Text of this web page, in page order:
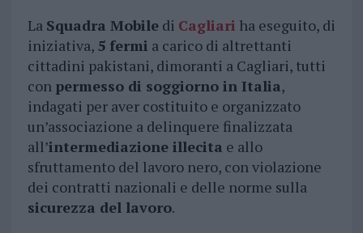
La Squadra Mobiledi Cagliari ha eseguito, di
iniziativa, 5 fermi a carico di altrettanti
cittadini pakistani, dimoranti a Cagliari, tutti
con permesso di soggiorno in Italia,
indagati per aver costituito e organizzato
un’associazione a delinquere finalizzata
all’intermediazione illecita e allo
sfruttamento del lavoro nero, con violazione
dei contratti nazionali e delle norme sulla
sicurezza del lavoro.